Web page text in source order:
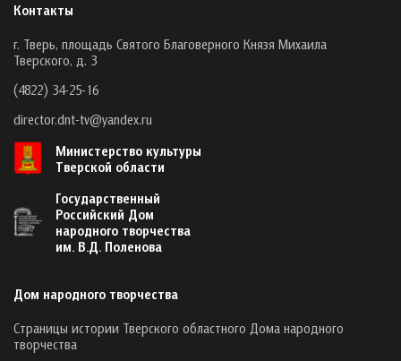
Контакты
г. Тверь, площадь Святого Благоверного Князя Михаила
Тверского, д. 3
(4822) 34-25-16
director.dnt-tv@yandex.ru
Министерство культуры
Тверской области
Государственный
Российский Дом
народного творчества
им. В.Д. Поленова
Дом народного творчества
Страницы истории Тверского областного Дома народного
творчества